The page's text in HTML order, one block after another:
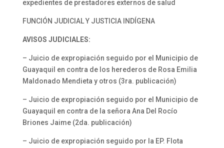
expedientes de prestadores externos de salud
FUNCIÓN JUDICIAL Y JUSTICIA INDÍGENA
AVISOS JUDICIALES:
– Juicio de expropiación seguido por el Municipio de
Guayaquil en contra de los herederos de Rosa Emilia
Maldonado Mendieta y otros (3ra. publicación)
– Juicio de expropiación seguido por el Municipio de
Guayaquil en contra de la señora Ana Del Rocío
Briones Jaime (2da. publicación)
– Juicio de expropiación seguido por la EP. Flota